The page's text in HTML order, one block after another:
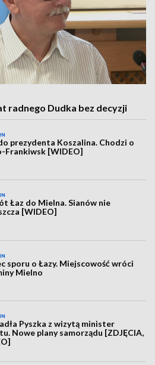
radnego Dudka bez decyzji
prezydenta Koszalina. Chodzi o
Frankiwsk [WIDEO]
Łaz do Mielna. Sianów nie
[WIDEO]
sporu o Łazy. Miejscowość wróci
Mielno
Pyszka z wizytą minister
Nowe plany samorządu [ZDJĘCIA,